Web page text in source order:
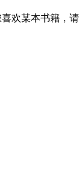
欢某本书籍，请